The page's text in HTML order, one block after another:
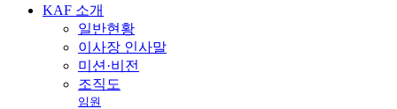
KAF 소개
일반현황
이사장 인사말
미션·비전
조직도
임원